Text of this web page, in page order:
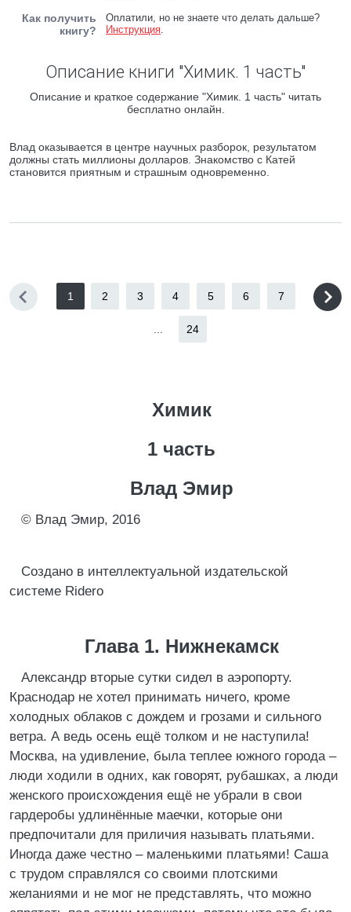
Как получить
книгу?
Оплатили, но не знаете что делать дальше?
Инструкция.
Описание книги "Химик. 1 часть"
Описание и краткое содержание "Химик. 1 часть" читать
бесплатно онлайн.
Влад оказывается в центре научных разборок, результатом
должны стать миллионы долларов. Знакомство с Катей
становится приятным и страшным одновременно.
1 2 3 4 5 6 7
24
Химик
1 часть
Влад Эмир
© Влад Эмир, 2016
Создано в интеллектуальной издательской
системе Ridero
Глава 1. Нижнекамск
Александр вторые сутки сидел в аэропорту.
Краснодар не хотел принимать ничего, кроме
холодных облаков с дождем и грозами и сильного
ветра. А ведь осень ещё толком и не наступила!
Москва, на удивление, была теплее южного города –
люди ходили в одних, как говорят, рубашках, а люди
женского происхождения ещё не убрали в свои
гардеробы удлинённые маечки, которые они
предпочитали для приличия называть платьями.
Иногда даже честно – маленькими платьями! Саша
с трудом справлялся со своими плотскими
желаниями и не мог не представлять, что можно